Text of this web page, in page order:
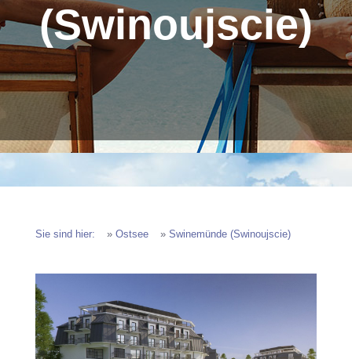
(Swinoujscie)
Sie sind hier: » Ostsee » Swinemünde (Swinoujscie)